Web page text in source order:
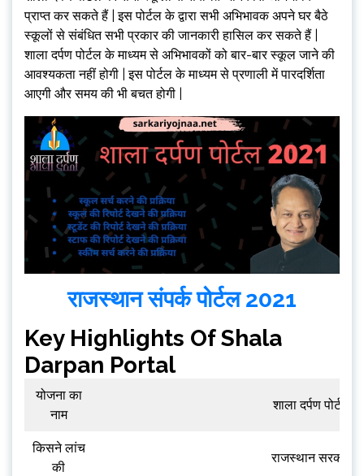
प्राप्त कर सकते हैं | इस पोर्टल के द्वारा सभी अभिभावक अपने घर बैठे
स्कूलों से संबंधित सभी प्रकार की जानकारी हासिल कर सकते हैं |
शाला दर्पण पोर्टल के माध्यम से अभिभावकों को बार-बार स्कूल जाने की
आवश्यकता नहीं होगी | इस पोर्टल के माध्यम से प्रणाली में पारदर्शिता
आएगी और समय की भी बचत होगी |
राजस्थान संपर्क पोर्टल 2021
Key Highlights Of Shala
Darpan Portal
योजना का
नाम
शाला दर्पण पोर्टल
किसने लांच
की
राजस्थान सरकार